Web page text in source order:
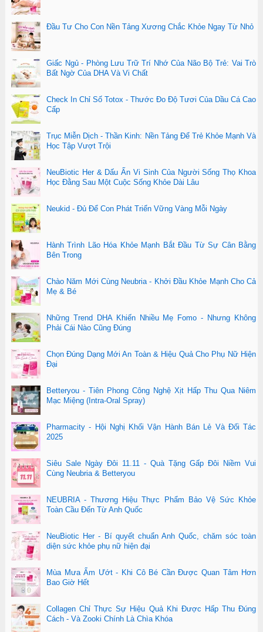
Đầu Tư Cho Con Nền Tảng Xương Chắc Khỏe Ngay Từ Nhỏ
Giấc Ngủ - Phòng Lưu Trữ Trí Nhớ Của Não Bộ Trẻ: Vai Trò
Bất Ngờ Của DHA Và Vi Chất
Check In Chỉ Số Totox - Thước Đo Độ Tươi Của Dầu Cá Cao
Cấp
Trục Miễn Dịch - Thần Kinh: Nền Tảng Để Trẻ Khỏe Mạnh Và
Học Tập Vượt Trội
NeuBiotic Her & Dấu Ấn Vi Sinh Của Người Sống Thọ Khoa
Học Đằng Sau Một Cuộc Sống Khỏe Dài Lâu
Neukid - Đủ Để Con Phát Triển Vững Vàng Mỗi Ngày
Hành Trình Lão Hóa Khỏe Mạnh Bắt Đầu Từ Sự Cân Bằng
Bên Trong
Chào Năm Mới Cùng Neubria - Khởi Đầu Khỏe Mạnh Cho Cả
Mẹ & Bé
Những Trend DHA Khiến Nhiều Mẹ Fomo - Nhưng Không
Phải Cái Nào Cũng Đúng
Chọn Đúng Dạng Mới An Toàn & Hiệu Quả Cho Phụ Nữ Hiện
Đại
Betteryou - Tiên Phong Công Nghệ Xịt Hấp Thu Qua Niêm
Mạc Miệng (Intra-Oral Spray)
Pharmacity - Hội Nghị Khối Vận Hành Bán Lẻ Và Đối Tác
2025
Siêu Sale Ngày Đôi 11.11 - Quà Tặng Gấp Đôi Niềm Vui
Cùng Neubria & Betteryou
NEUBRIA - Thương Hiệu Thực Phẩm Bảo Vệ Sức Khỏe
Toàn Cầu Đến Từ Anh Quốc
NeuBiotic Her - Bí quyết chuẩn Anh Quốc, chăm sóc toàn
diện sức khỏe phụ nữ hiện đại
Mùa Mưa Ẩm Ướt - Khi Cô Bé Cần Được Quan Tâm Hơn
Bao Giờ Hết
Collagen Chỉ Thực Sự Hiệu Quả Khi Được Hấp Thu Đúng
Cách - Và Zooki Chính Là Chìa Khóa